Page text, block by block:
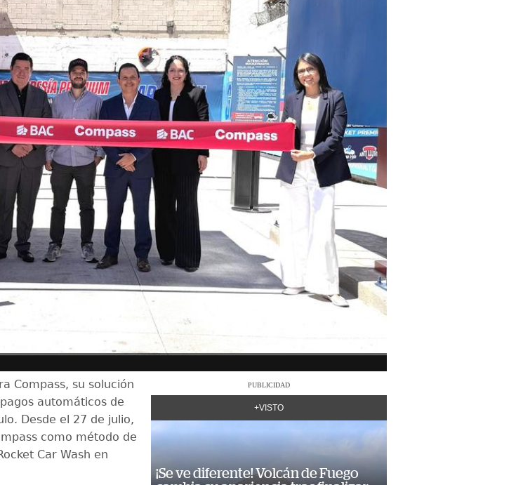
Compass, su solución
automáticos de
Desde el 27 de julio,
como método de
Car Wash en
PUBLICIDAD
+VISTO
¡Se ve diferente! Volcán de Fuego